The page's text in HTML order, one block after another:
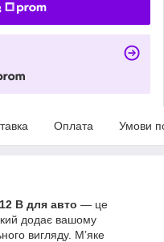
Оплата Умови
В для авто — це
додає вашому
вигляду. М’яке